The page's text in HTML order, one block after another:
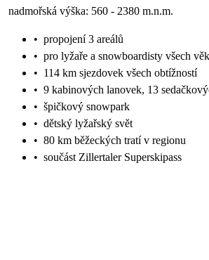
nadmořská výška: 560 - 2380 m.n.m.
• propojení 3 areálů
• pro lyžaře a snowboardisty všech
• 114 km sjezdovek všech obtížností
• 9 kabinových lanovek, 13
• špičkový snowpark
• dětský lyžařský svět
• 80 km běžeckých tratí v regionu
• součást Zillertaler Superskipass